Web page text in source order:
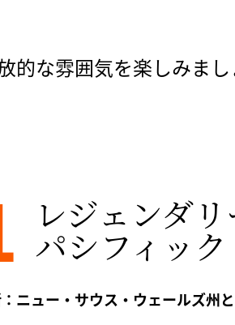
な雰囲気を楽しみまし
レジェンダリ
パシフィッ
ニュー・サウス・ウェールズ州